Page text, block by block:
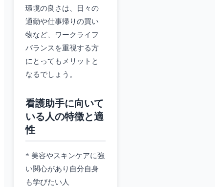
環境の良さは、日々の
通勤や仕事帰りの買い
物など、ワークライフ
バランスを重視する方
にとってもメリットと
なるでしょう。
看護助手に向いて
いる人の特徴と適
性
* 美容やスキンケアに強
い関心があり自分自身
も学びたい人